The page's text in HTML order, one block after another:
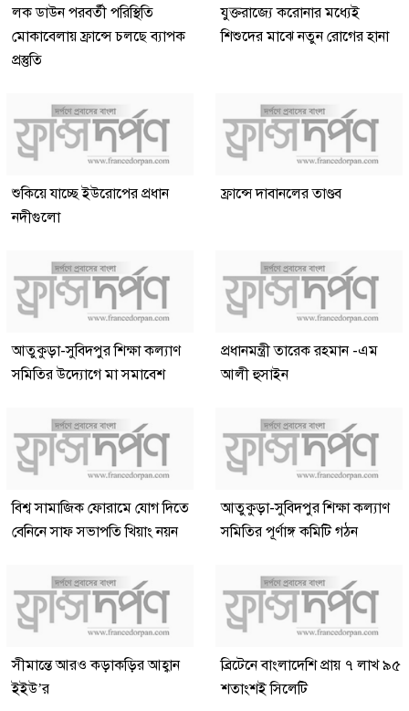
লক ডাউন পরবর্তী পরিস্থিতি
মোকাবেলায় ফ্রান্সে চলছে ব্যাপক
প্রস্তুতি
যুক্তরাজ্যে করোনার মধ্যেই
শিশুদের মাঝে নতুন রোগের হানা
শুকিয়ে যাচ্ছে ইউরোপের প্রধান
নদীগুলো
ফ্রান্সে দাবানলের তাণ্ডব
আতুকুড়া-সুবিদপুর শিক্ষা কল্যাণ
সমিতির উদ্যোগে মা সমাবেশ
প্রধানমন্ত্রী তারেক রহমান -এম
আলী হুসাইন
বিশ্ব সামাজিক ফোরামে যোগ দিতে
বেনিনে সাফ সভাপতি খিয়াং নয়ন
আতুকুড়া-সুবিদপুর শিক্ষা কল্যাণ
সমিতির পূর্ণাঙ্গ কমিটি গঠন
সীমান্তে আরও কড়াকড়ির আহ্বান
ইইউ’র
ব্রিটেনে বাংলাদেশি প্রায় ৭ লাখ ৯৫
শতাংশই সিলেটি